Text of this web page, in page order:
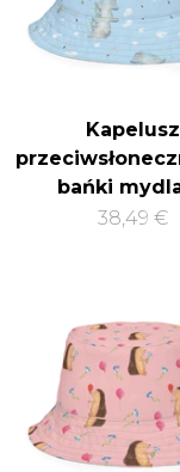
Kapelusz
bańki
38,49 €